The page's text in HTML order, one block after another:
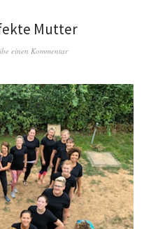
Mutter
einen Kommentar